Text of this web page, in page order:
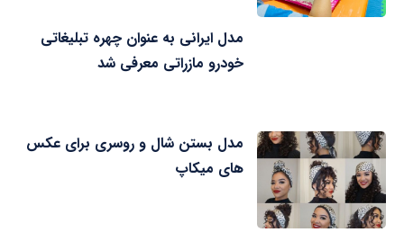
مدل ایرانی به عنوان چهره تبلیغاتی
خودرو مازراتی معرفی شد
مدل بستن شال و روسری برای عکس
های میکاپ